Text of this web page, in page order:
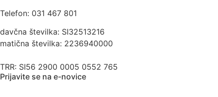
Telefon: 031 467 801
davčna številka: SI32513216
matična številka: 2236940000
TRR: SI56 2900 0005 0552 765
Prijavite se na e-novice